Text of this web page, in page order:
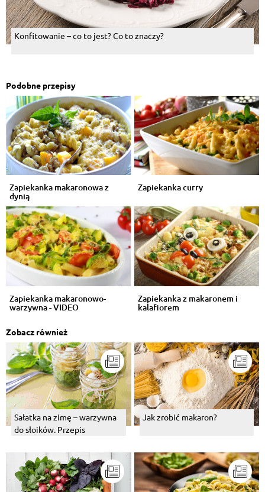
Konfitowanie – co to jest? Co to znaczy?
Podobne przepisy
Zapiekanka makaronowa z
dynią
Zapiekanka curry
Zapiekanka makaronowo-
warzywna - VIDEO
Zapiekanka z makaronem i
kalafiorem
Zobacz również
Sałatka na zimę – warzywna
do słoików. Przepis
Jak zrobić makaron?